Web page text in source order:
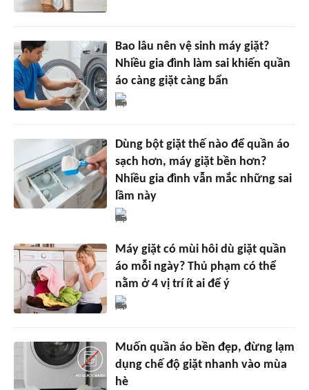
Bao lâu nên vệ sinh máy giặt?
Nhiều gia đình làm sai khiến quần
áo càng giặt càng bẩn
Dùng bột giặt thế nào để quần áo
sạch hơn, máy giặt bền hơn?
Nhiều gia đình vẫn mắc những sai
lầm này
Máy giặt có mùi hôi dù giặt quần
áo mỗi ngày? Thủ phạm có thể
nằm ở 4 vị trí ít ai để ý
Muốn quần áo bền đẹp, đừng lạm
dụng chế độ giặt nhanh vào mùa
hè